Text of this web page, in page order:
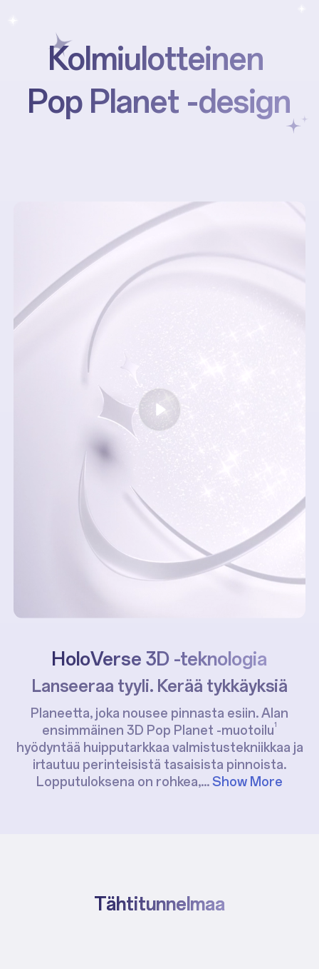
Kolmiulotteinen
Pop Planet -design
HoloVerse 3D -teknologia
Lanseeraa tyyli. Kerää tykkäyksiä
Planeetta, joka nousee pinnasta esiin. Alan
ensimmäinen 3D Pop Planet -muotoilu1
hyödyntää huipputarkkaa valmistustekniikkaa ja
irtautuu perinteisistä tasaisista pinnoista.
Lopputuloksena on rohkea,...Show More
Tähtitunnelmaa